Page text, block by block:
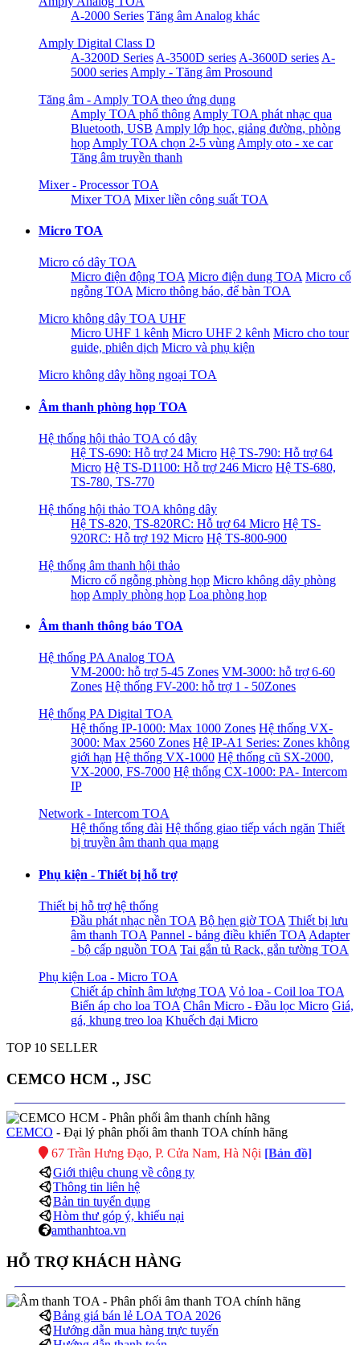
A-2000 Series Tăng âm Analog khác
Amply Digital Class D
A-3200D Series A-3500D series A-3600D series A-
5000 series Amply - Tăng âm Prosound
Tăng âm - Amply TOA theo ứng dụng
Amply TOA phổ thông Amply TOA phát nhạc qua
Bluetooth, USB Amply lớp học, giảng đường, phòng
họp Amply TOA chọn 2-5 vùng Amply oto - xe car
Tăng âm truyền thanh
Mixer - Processor TOA
Mixer TOA Mixer liền công suất TOA
Micro TOA
Micro có dây TOA
Micro điện động TOA Micro điện dung TOA Micro cổ
ngỗng TOA Micro thông báo, để bàn TOA
Micro không dây TOA UHF
Micro UHF 1 kênh Micro UHF 2 kênh Micro cho tour
guide, phiên dịch Micro và phụ kiện
Micro không dây hồng ngoại TOA
Âm thanh phòng họp TOA
Hệ thống hội thảo TOA có dây
Hệ TS-690: Hỗ trợ 24 Micro Hệ TS-790: Hỗ trợ 64
Micro Hệ TS-D1100: Hỗ trợ 246 Micro Hệ TS-680,
TS-780, TS-770
Hệ thống hội thảo TOA không dây
Hệ TS-820, TS-820RC: Hỗ trợ 64 Micro Hệ TS-
920RC: Hỗ trợ 192 Micro Hệ TS-800-900
Hệ thống âm thanh hội thảo
Micro cổ ngỗng phòng họp Micro không dây phòng
họp Amply phòng họp Loa phòng họp
Âm thanh thông báo TOA
Hệ thống PA Analog TOA
VM-2000: hỗ trợ 5-45 Zones VM-3000: hỗ trợ 6-60
Zones Hệ thống FV-200: hỗ trợ 1 - 50Zones
Hệ thống PA Digital TOA
Hệ thống IP-1000: Max 1000 Zones Hệ thống VX-
3000: Max 2560 Zones Hệ IP-A1 Series: Zones không
giới hạn Hệ thống VX-1000 Hệ thống cũ SX-2000,
VX-2000, FS-7000 Hệ thống CX-1000: PA- Intercom
IP
Network - Intercom TOA
Hệ thống tổng đài Hệ thống giao tiếp vách ngăn Thiết
bị truyền âm thanh qua mạng
Phụ kiện - Thiết bị hỗ trợ
Thiết bị hỗ trợ hệ thống
Đầu phát nhạc nền TOA Bộ hẹn giờ TOA Thiết bị lưu
âm thanh TOA Pannel - bảng điều khiển TOA Adapter
- bộ cấp nguồn TOA Tai gắn tủ Rack, gắn tường TOA
Phụ kiện Loa - Micro TOA
Chiết áp chỉnh âm lượng TOA Vỏ loa - Coil loa TOA
Biến áp cho loa TOA Chân Micro - Đầu lọc Micro Giá,
gá, khung treo loa Khuếch đại Micro
TOP 10 SELLER
CEMCO HCM ., JSC
CEMCO - Đại lý phân phối âm thanh TOA chính hãng
67 Trần Hưng Đạo, P. Cửa Nam, Hà Nội [Bản đồ]
Giới thiệu chung về công ty
Thông tin liên hệ
Bản tin tuyển dụng
Hòm thư góp ý, khiếu nại
amthanhtoa.vn
HỖ TRỢ KHÁCH HÀNG
Bảng giá bán lẻ LOA TOA 2026
Hướng dẫn mua hàng trực tuyến